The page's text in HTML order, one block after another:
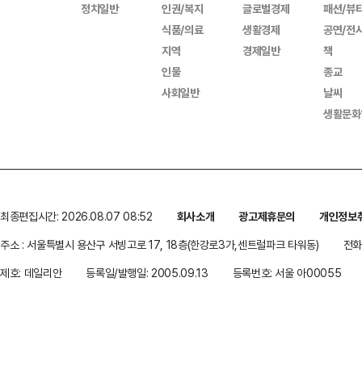
정치일반
인권/복지
식품/의료
지역
인물
사회일반
글로벌경제
생활경제
경제일반
패션/뷰
공연/전
책
종교
날씨
생활문
최종편집시간: 2026.08.07 08:52 회사소개 광고제휴문의
개인정보
주소 : 서울특별시 용산구 서빙고로 17, 18층(한강로3가,센트럴파크 타워동)
전
제호: 데일리안
등록일/발행일: 2005.09.13 등록번호: 서울 아00055